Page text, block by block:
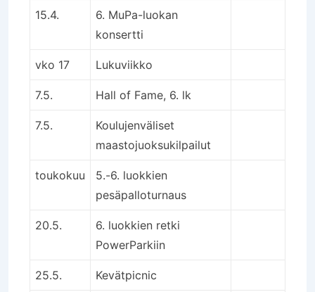
15.4.
6. MuPa-luokan
konsertti
vko 17 Lukuviikko
7.5. Hall of Fame, 6. lk
7.5.
Koulujenväliset
maastojuoksukilpailut
toukokuu
5.-6. luokkien
pesäpalloturnaus
20.5.
6. luokkien retki
PowerParkiin
25.5. Kevätpicnic